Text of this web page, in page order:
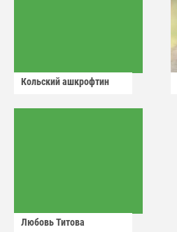
Кольский ашкрофтин
Любовь Титова